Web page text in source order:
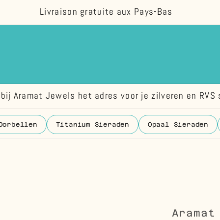
Livraison gratuite aux Pays-Bas
Aramat Jewels het adres voor je zilveren en RVS
Titanium Sieraden Opaal Sieraden